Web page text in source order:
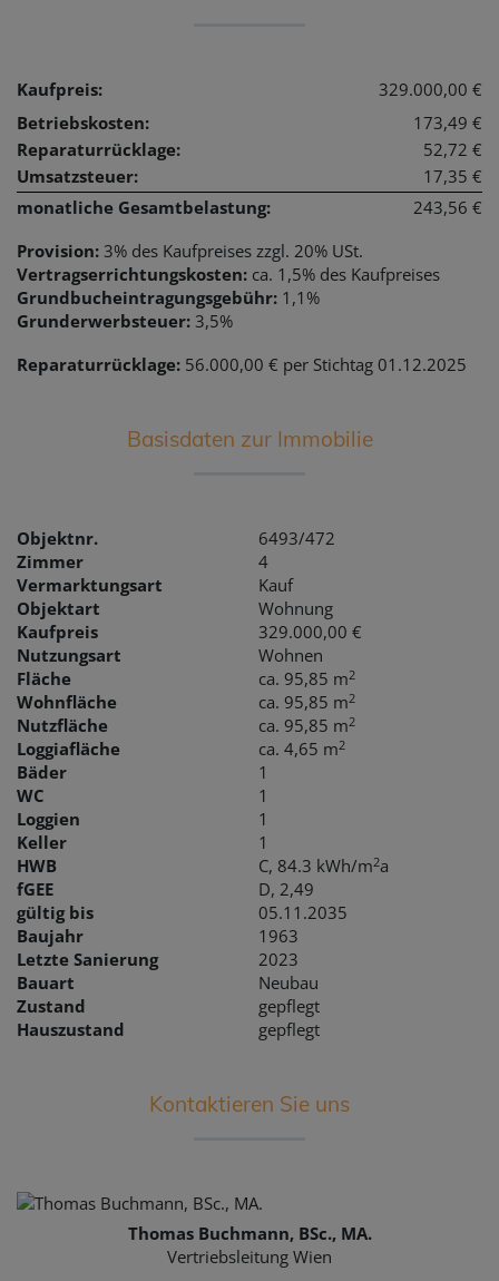
Kaufpreis:
329.000,00 €
Betriebskosten:
173,49 €
Reparaturrücklage:
52,72 €
Umsatzsteuer:
17,35 €
monatliche Gesamtbelastung:
243,56 €
Provision: 3% des Kaufpreises zzgl. 20% USt.
Vertragserrichtungskosten: ca. 1,5% des Kaufpreises
Grundbucheintragungsgebühr: 1,1%
Grunderwerbsteuer: 3,5%
Reparaturrücklage: 56.000,00 € per Stichtag 01.12.2025
Basisdaten zur Immobilie
Objektnr.
6493/472
Zimmer
4
Vermarktungsart
Kauf
Objektart
Wohnung
Kaufpreis
329.000,00 €
Nutzungsart
Wohnen
Fläche
ca. 95,85 m2
Wohnfläche ca. 95,85 m2
Nutzfläche ca. 95,85 m2
Loggiafläche ca. 4,65 m2
Bäder
1
WC
1
Loggien
1
Keller
1
HWB
C, 84.3 kWh/m2a
fGEE
D, 2,49
gültig bis
05.11.2035
Baujahr
1963
Letzte Sanierung
2023
Bauart
Neubau
Zustand
gepflegt
Hauszustand
gepflegt
Kontaktieren Sie uns
Thomas Buchmann, BSc., MA.
Vertriebsleitung Wien